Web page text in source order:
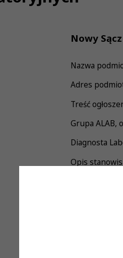
Nowy Sącz
Nazwa
Adres
Treść
Grupa ALAB,
Diagnosta
Opis
•
• czynne
dobra